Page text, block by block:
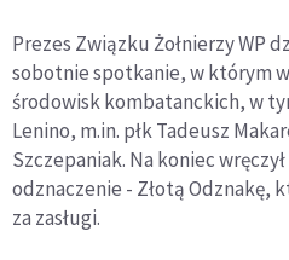
Prezes Związku Żołnierzy WP
sobotnie spotkanie, w którym
środowisk kombatanckich, w
Lenino, m.in. płk Tadeusz
Szczepaniak. Na koniec
odznaczenie - Złotą Odznakę,
za zasługi.